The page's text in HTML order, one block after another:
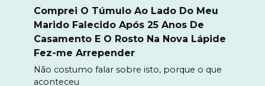
Comprei O Túmulo Ao Lado Do Meu
Marido Falecido Após 25 Anos De
Casamento E O Rosto Na Nova Lápide
Fez-me Arrepender
Não costumo falar sobre isto, porque o que
aconteceu